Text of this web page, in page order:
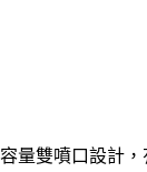
量雙噴口設計